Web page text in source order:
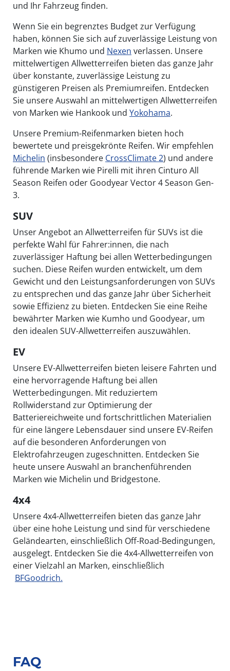
und Ihr Fahrzeug finden.
Wenn Sie ein begrenztes Budget zur Verfügung
haben, können Sie sich auf zuverlässige Leistung von
Marken wie Khumo und Nexen verlassen. Unsere
mittelwertigen Allwetterreifen bieten das ganze Jahr
über konstante, zuverlässige Leistung zu
günstigeren Preisen als Premiumreifen. Entdecken
Sie unsere Auswahl an mittelwertigen Allwetterreifen
von Marken wie Hankook und Yokohama.
Unsere Premium-Reifenmarken bieten hoch
bewertete und preisgekrönte Reifen. Wir empfehlen
Michelin (insbesondere CrossClimate 2) und andere
führende Marken wie Pirelli mit ihren Cinturo All
Season Reifen oder Goodyear Vector 4 Season Gen-
3.
SUV
Unser Angebot an Allwetterreifen für SUVs ist die
perfekte Wahl für Fahrer:innen, die nach
zuverlässiger Haftung bei allen Wetterbedingungen
suchen. Diese Reifen wurden entwickelt, um dem
Gewicht und den Leistungsanforderungen von SUVs
zu entsprechen und das ganze Jahr über Sicherheit
sowie Effizienz zu bieten. Entdecken Sie eine Reihe
bewährter Marken wie Kumho und Goodyear, um
den idealen SUV-Allwetterreifen auszuwählen.
EV
Unsere EV-Allwetterreifen bieten leisere Fahrten und
eine hervorragende Haftung bei allen
Wetterbedingungen. Mit reduziertem
Rollwiderstand zur Optimierung der
Batteriereichweite und fortschrittlichen Materialien
für eine längere Lebensdauer sind unsere EV-Reifen
auf die besonderen Anforderungen von
Elektrofahrzeugen zugeschnitten. Entdecken Sie
heute unsere Auswahl an branchenführenden
Marken wie Michelin und Bridgestone.
4x4
Unsere 4x4-Allwetterreifen bieten das ganze Jahr
über eine hohe Leistung und sind für verschiedene
Geländearten, einschließlich Off-Road-Bedingungen,
ausgelegt. Entdecken Sie die 4x4-Allwetterreifen von
einer Vielzahl an Marken, einschließlich
BFGoodrich.
FAQ